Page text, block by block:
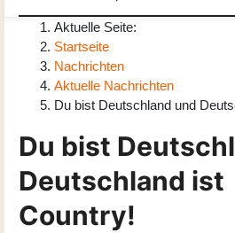
Aktuelle Seite:
Startseite
Nachrichten
Aktuelle Nachrichten
Du bist Deutschland und
Du bist
Deutschland ist
Country!